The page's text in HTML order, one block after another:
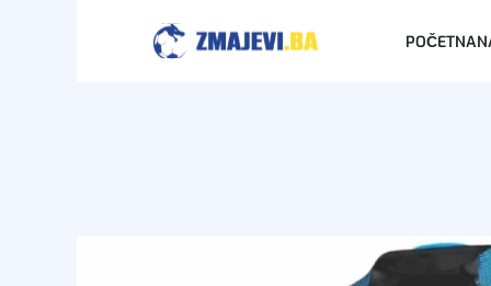
POČETNA